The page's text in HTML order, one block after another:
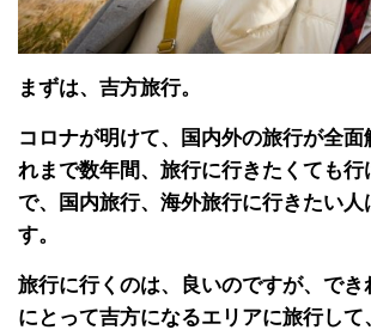
まずは、吉方旅行。
コロナが明けて、国内外の旅行が全面
れまで数年間、旅行に行きたくても行
で、国内旅行、海外旅行に行きたい人
す。
旅行に行くのは、良いのですが、でき
にとって吉方になるエリアに旅行して